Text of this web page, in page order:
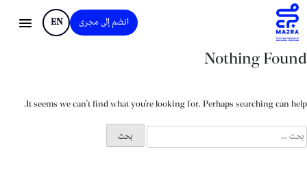
انضم إلى مجرى EN
Nothing Found
It seems we can’t find what you’re looking for. Perhaps searching can help.
البحث
عن: